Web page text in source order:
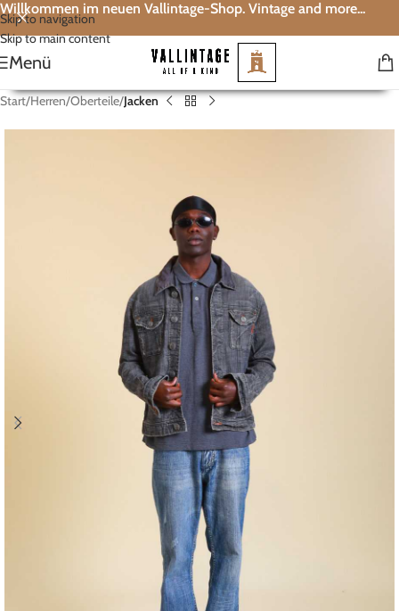
Skip to navigation
Skip to main content
Willkommen im neuen Vallintage-Shop. Vintage and more...
Menü
Start Herren Oberteile Jacken